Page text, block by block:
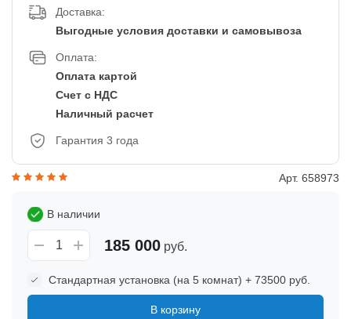
Доставка:
Выгодные условия доставки и самовывоза
Оплата:
Оплата картой
Счет с НДС
Наличный расчет
Гарантия 3 года
Арт. 658973
В наличии
185 000 руб.
Стандартная установка (на 5 комнат) + 73500 руб.
В корзину